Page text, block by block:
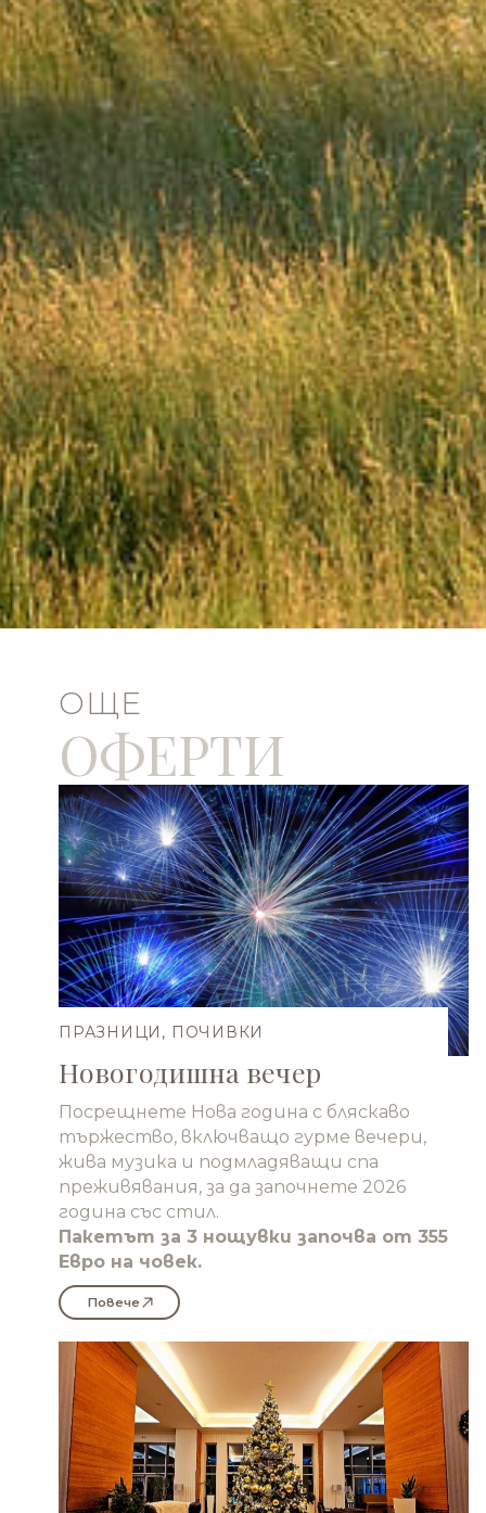
ОЩЕ
ОФЕРТИ
ПРАЗНИЦИ, ПОЧИВКИ
Новогодишна вечер
Посрещнете Нова година с бляскаво
тържество, включващо гурме вечери,
жива музика и подмладяващи спа
преживявания, за да започнете 2026
година със стил.
Пакетът за 3 нощувки започва от 355
Евро на човек.
Повече